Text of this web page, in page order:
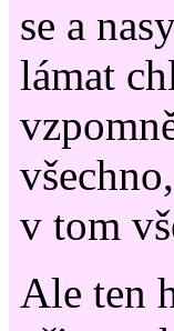
se a
lámat
v tom
Ale ten